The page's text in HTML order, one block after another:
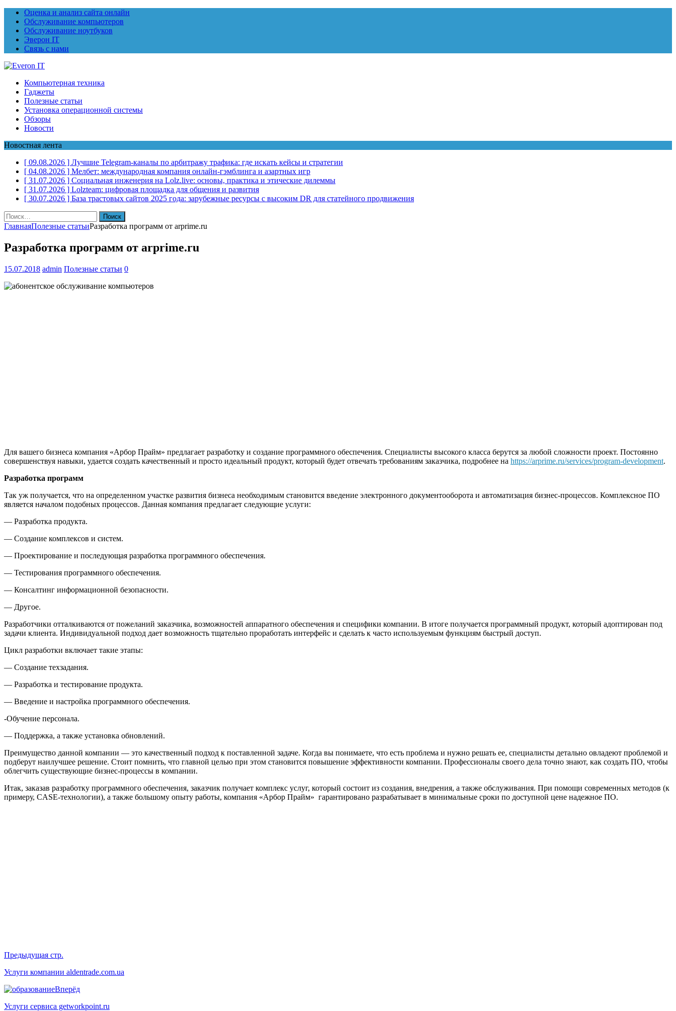
Оценка и анализ сайта онлайн
Обслуживание компьютеров
Обслуживание ноутбуков
Эверон IT
Связь с нами
Компьютерная техника
Гаджеты
Полезные статьи
Установка операционной системы
Обзоры
Новости
Новостная лента
[ 09.08.2026 ] Лучшие Telegram-каналы по арбитражу трафика: где искать кейсы и стратегии
[ 04.08.2026 ] Мелбет: международная компания онлайн-гэмблинга и азартных игр
[ 31.07.2026 ] Социальная инженерия на Lolz.live: основы, практика и этические дилеммы
[ 31.07.2026 ] Lolzteam: цифровая площадка для общения и развития
[ 30.07.2026 ] База трастовых сайтов 2025 года: зарубежные ресурсы с высоким DR для статейного продвижения
Найти:
ГлавнаяПолезные статьиРазработка программ от arprime.ru
Разработка программ от arprime.ru
15.07.2018 admin Полезные статьи 0
Для вашего бизнеса компания «Арбор Прайм» предлагает разработку и создание программного обеспечения. Специалисты высокого класса берутся за любой сложности проект. Постоянно
совершенствуя навыки, удается создать качественный и просто идеальный продукт, который будет отвечать требованиям заказчика, подробнее на https://arprime.ru/services/program-development.
Разработка программ
Так уж получается, что на определенном участке развития бизнеса необходимым становится введение электронного документооборота и автоматизация бизнес-процессов. Комплексное ПО
является началом подобных процессов. Данная компания предлагает следующие услуги:
— Разработка продукта.
— Создание комплексов и систем.
— Проектирование и последующая разработка программного обеспечения.
— Тестирования программного обеспечения.
— Консалтинг информационной безопасности.
— Другое.
Разработчики отталкиваются от пожеланий заказчика, возможностей аппаратного обеспечения и специфики компании. В итоге получается программный продукт, который адоптирован под
задачи клиента. Индивидуальной подход дает возможность тщательно проработать интерфейс и сделать к часто используемым функциям быстрый доступ.
Цикл разработки включает такие этапы:
— Создание техзадания.
— Разработка и тестирование продукта.
— Введение и настройка программного обеспечения.
-Обучение персонала.
— Поддержка, а также установка обновлений.
Преимущество данной компании — это качественный подход к поставленной задаче. Когда вы понимаете, что есть проблема и нужно решать ее, специалисты детально овладеют проблемой и
подберут наилучшее решение. Стоит помнить, что главной целью при этом становится повышение эффективности компании. Профессионалы своего дела точно знают, как создать ПО, чтобы
облегчить существующие бизнес-процессы в компании.
Итак, заказав разработку программного обеспечения, заказчик получает комплекс услуг, который состоит из создания, внедрения, а также обслуживания. При помощи современных методов (к
примеру, CASE-технологии), а также большому опыту работы, компания «Арбор Прайм» гарантировано разрабатывает в минимальные сроки по доступной цене надежное ПО.
Предыдущая стр.
Услуги компании aldentrade.com.ua
Вперёд
Услуги сервиса getworkpoint.ru